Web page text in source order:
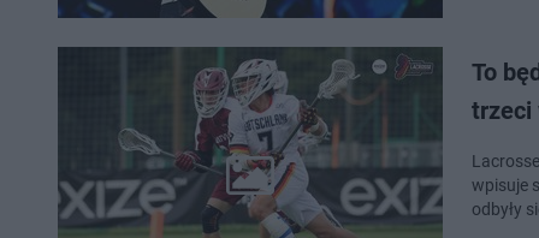
To
trzeci
wpisuje
odbyły